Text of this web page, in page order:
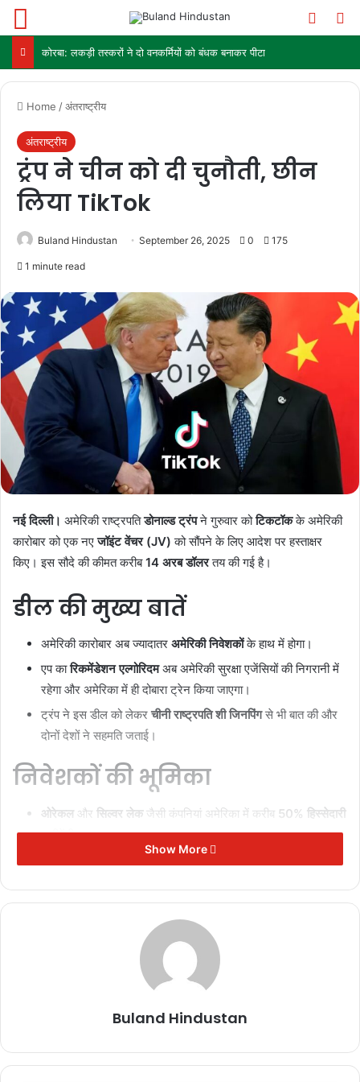
कोरबा: लकड़ी तस्करों ने दो वनकर्मियों को बंधक बनाकर पीटा
Home /अंतराष्ट्रीय
अंतराष्ट्रीय
ट्रंप ने चीन को दी चुनौती, छीन
लिया TikTok
Buland Hindustan September 26, 2025 0 175
1 minute read
नई दिल्ली। अमेरिकी राष्ट्रपतिडोनाल्ड ट्रंपने गुरुवार कोटिकटॉकके अमेरिकी
कारोबार को एक नएजॉइंट वेंचर (JV) को सौंपने के लिए आदेश पर हस्ताक्षर
किए। इस सौदे की कीमत करीब14 अरब डॉलरतय की गई है।
डील की मुख्य बातें
अमेरिकी कारोबार अब ज्यादातर अमेरिकी निवेशकोंके हाथ में होगा।
एप कारिकमेंडेशन एल्गोरिदमअब अमेरिकी सुरक्षा एजेंसियों की निगरानी में
रहेगा और अमेरिका में ही दोबारा ट्रेन किया जाएगा।
ट्रंप ने इस डील को लेकर चीनी राष्ट्रपति शी जिनपिंगसे भी बात की और
दोनों देशों ने सहमति जताई।
निवेशकों की भूमिका
ओरेकल और सिल्वर लेकजैसी कंपनियां अमेरिका में करीब 50% हिस्सेदारी
खरीदेंगी।
के पुराने निवेशकों को लगभग 30% हिस्सा
जाएगी।
डील क्यों अहम है?
17 करोड़ टिकटॉक यूजर्सहैं।
ट्रंप के खुद के1.5 करोड़ फॉलोअर्सटिकटॉक पर हैं।
व्हाइट हाउस ने कहा कि डीलडिजिटल सुरक्षा कानूनोंके अनुरूप होगी और
Show More
Buland Hindustan